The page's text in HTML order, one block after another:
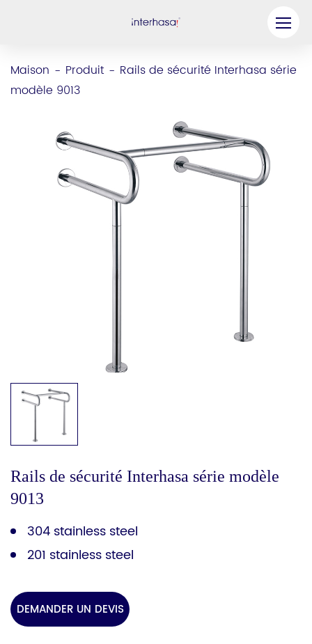
Maison - Produit - Rails de sécurité Interhasa série
modèle 9013
Rails de sécurité Interhasa série modèle
9013
304 stainless steel
201 stainless steel
DEMANDER UN DEVIS
Entreprise
Solution
Ressources